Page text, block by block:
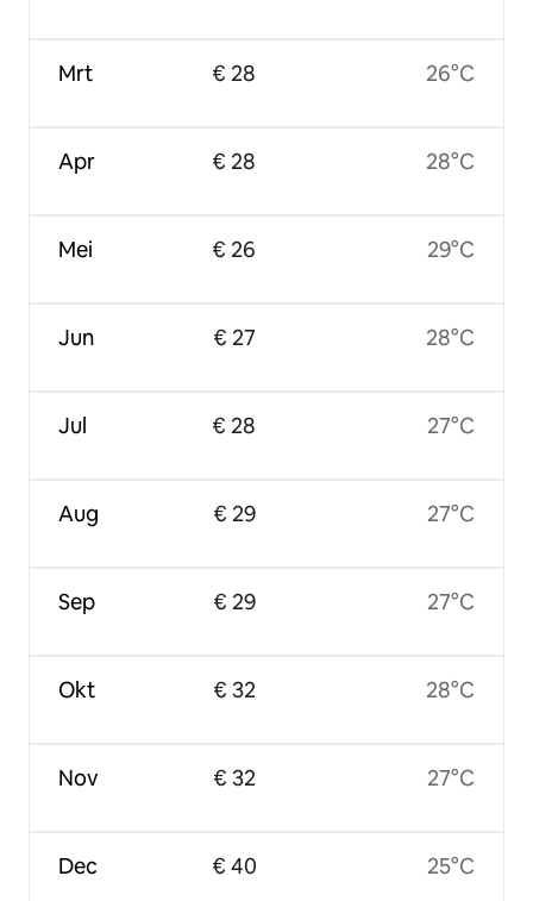
Mrt
Apr
Mei
Jun
Jul
Aug
Sep
Okt
Nov
Dec
€ 28
€ 28
€ 26
€ 27
€ 28
€ 29
€ 29
€ 32
€ 32
€ 40
26°C
28°C
29°C
28°C
27°C
27°C
27°C
28°C
27°C
25°C